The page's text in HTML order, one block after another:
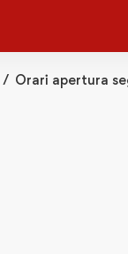
Orari apertura